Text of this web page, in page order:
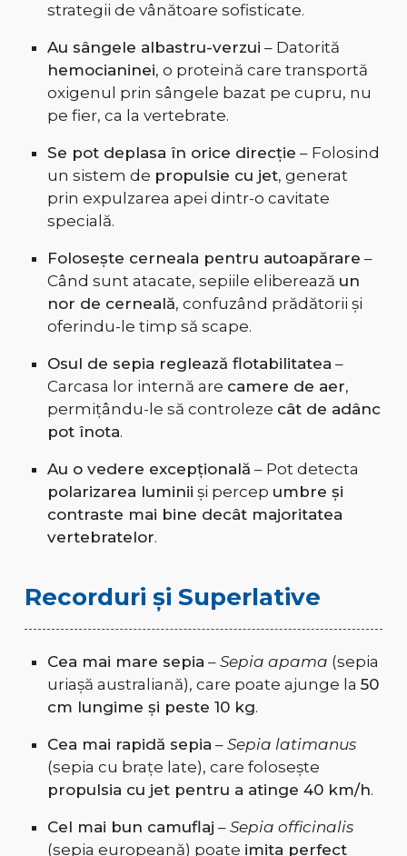
strategii de vânătoare sofisticate.
Au sângele albastru-verzui – Datorită
hemocianinei, o proteină care transportă
oxigenul prin sângele bazat pe cupru, nu
pe fier, ca la vertebrate.
Se pot deplasa în orice direcție – Folosind
un sistem de propulsie cu jet, generat
prin expulzarea apei dintr-o cavitate
specială.
Folosește cerneala pentru autoapărare –
Când sunt atacate, sepiile eliberează un
nor de cerneală, confuzând prădătorii și
oferindu-le timp să scape.
Osul de sepia reglează flotabilitatea –
Carcasa lor internă are camere de aer,
permițându-le să controleze cât de adânc
pot înota.
Au o vedere excepțională – Pot detecta
polarizarea luminii și percep umbre și
contraste mai bine decât majoritatea
vertebratelor.
Recorduri și Superlative
Cea mai mare sepia – Sepia apama (sepia
uriașă australiană), care poate ajunge la 50
cm lungime și peste 10 kg.
Cea mai rapidă sepia – Sepia latimanus
(sepia cu brațe late), care folosește
propulsia cu jet pentru a atinge 40 km/h.
Cel mai bun camuflaj – Sepia officinalis
(sepia europeană) poate imita perfect